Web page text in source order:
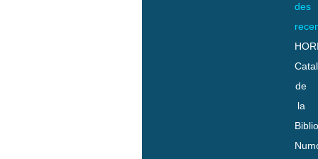
des
de
la